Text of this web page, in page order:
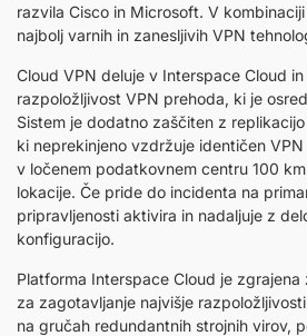
razvila Cisco in Microsoft. V
najbolj varnih in zanesljivih VPN
Cloud VPN deluje v Interspace Cloud
razpoložljivost VPN prehoda, ki je
Sistem je dodatno zaščiten z
ki neprekinjeno vzdržuje identičen
v ločenem podatkovnem centru 100
lokacije. Če pride do incidenta na
pripravljenosti aktivira in nadaljuje z
konfiguracijo.
Platforma Interspace Cloud je
za zagotavljanje najvišje
na gručah redundantnih strojnih virov,